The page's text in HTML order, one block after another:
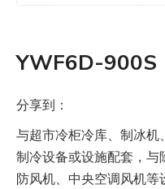
YWF6D-900S
分享到：
与超市冷柜冷库、制冰
制冷设备或设施配套，
防风机、中央空调风机等